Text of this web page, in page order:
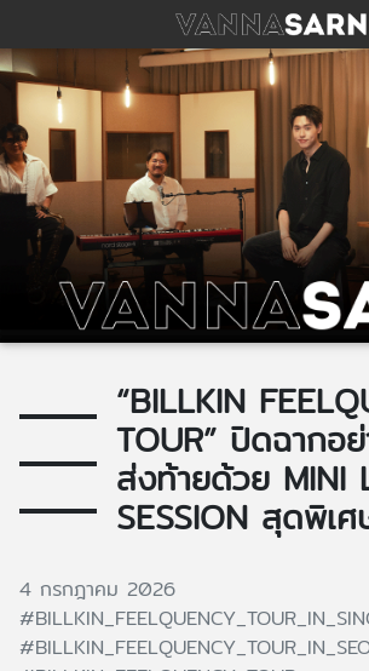
“BILLKIN
TOUR” ปิดฉากอ
ส่งท้ายด้วย MINI
SESSION สุดพิเศ
4 กรกฎาคม 2026